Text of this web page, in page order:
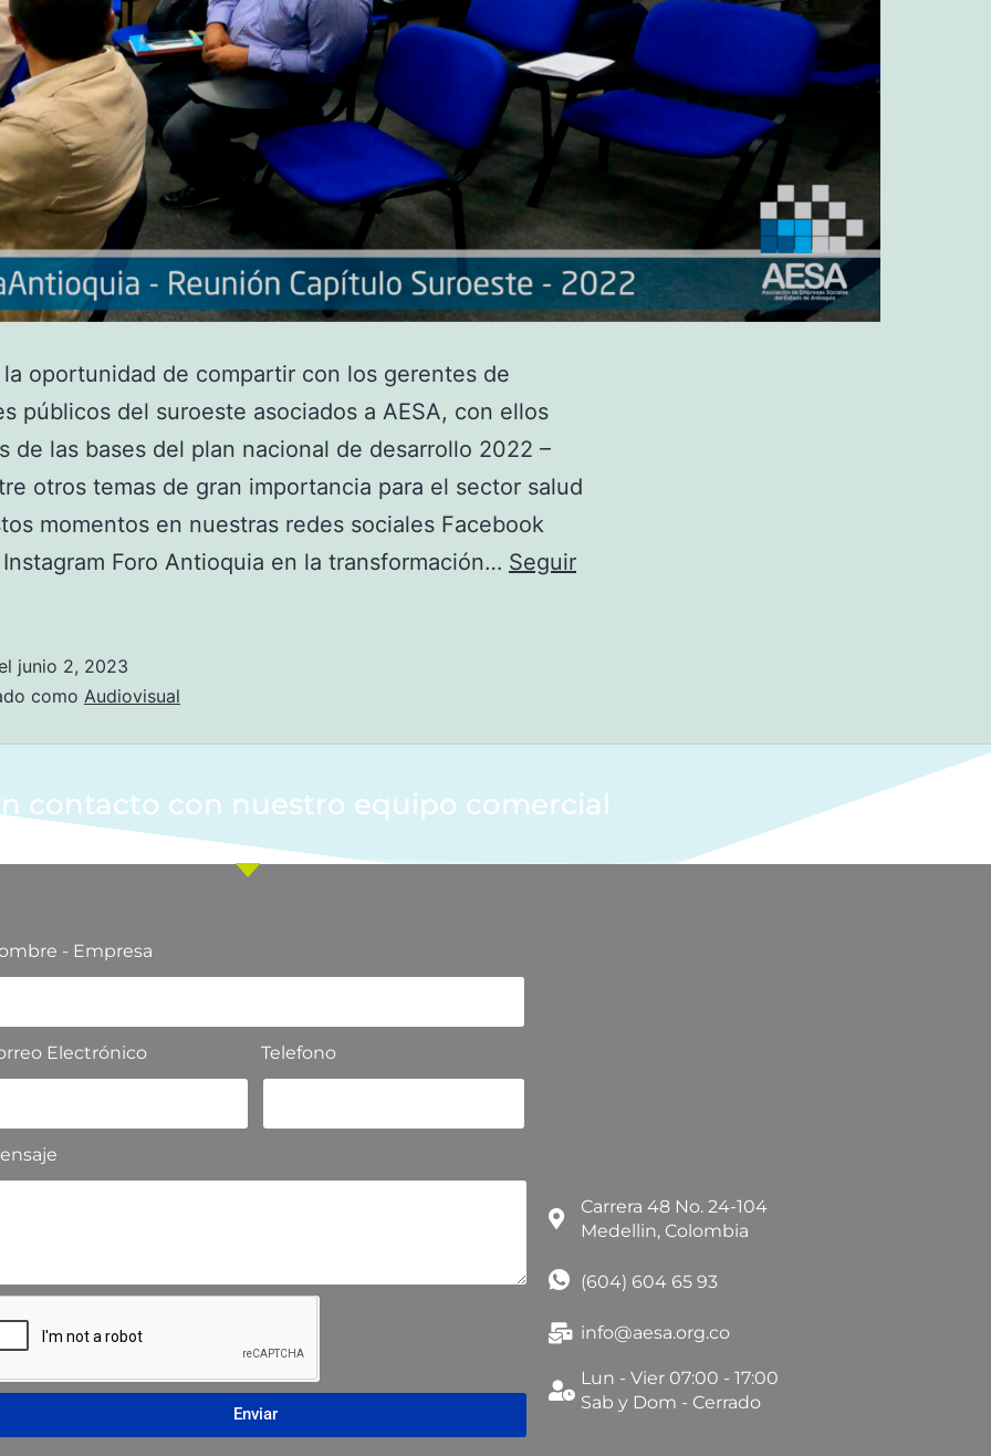
oportunidad de compartir con los gerentes de
públicos del suroeste asociados a AESA, con ellos
de las bases del plan nacional de desarrollo 2022 –
otros temas de gran importancia para el sector salud
momentos en nuestras redes sociales Facebook
Foro Antioquia en la transformación… Seguir
junio 2, 2023
como Audiovisual
contacto con nuestro equipo comercial
- Empresa
Electrónico Telefono
Enviar
Carrera 48 No. 24-104
Medellin, Colombia
(604) 604 65 93
info@aesa.org.co
Lun - Vier 07:00 - 17:00
Sab y Dom - Cerrado